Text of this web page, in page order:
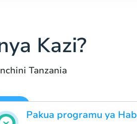
Kazi?
Tanzania
Pakua programu ya